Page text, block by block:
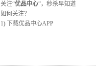
关注“优品中心”，秒杀早知道
如何关注？
1) 下载优品中心APP